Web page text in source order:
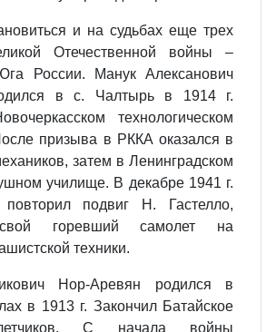
и на судьбах еще трех
Отечественной войны –
России. Манук Алексанович
в с. Чалтырь в 1914 г.
технологическом
призыва в РККА оказался в
затем в Ленинградском
училище. В декабре 1941 г.
подвиг Н. Гастелло,
горевший самолет на
техники.
Нор-Аревян родился в
в 1913 г. Закончил Батайское
С начала войны